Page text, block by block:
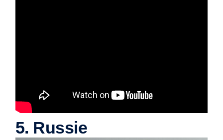
5. Russie